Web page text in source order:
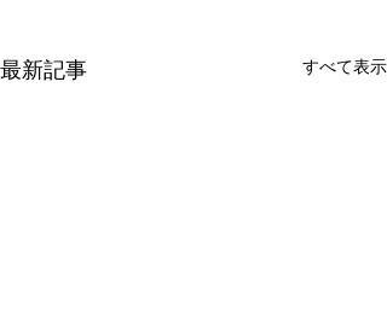
最新記事 すべて表示